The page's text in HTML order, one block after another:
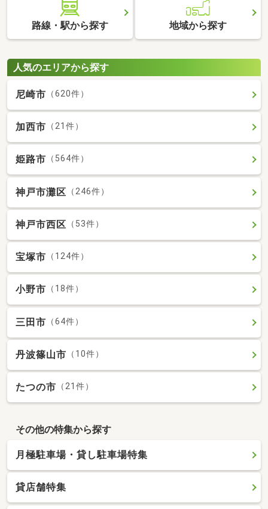
路線・駅から探す 地域から探す
人気のエリアから探す
尼崎市 （620件）
加西市 （21件）
姫路市 （564件）
神戸市灘区 （246件）
神戸市西区 （53件）
宝塚市 （124件）
小野市 （18件）
三田市 （64件）
丹波篠山市 （10件）
たつの市 （21件）
その他の特集から探す
月極駐車場・貸し駐車場特集
貸店舗特集